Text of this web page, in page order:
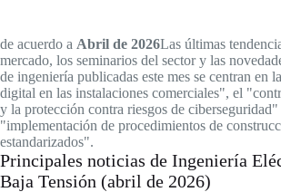
de acuerdo a Abril de 2026Las últimas
mercado, los seminarios del sector y las
de ingeniería publicadas este mes se centran en
digital en las instalaciones comerciales", el
y la protección contra riesgos de
"implementación de procedimientos de
estandarizados".
Principales noticias de Ingeniería
Baja Tensión (abril de 2026)